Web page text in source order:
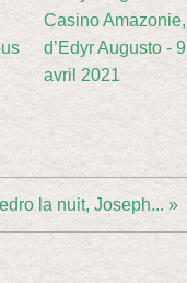
Casino Amazonie,
d’Edyr Augusto - 9
avril 2021
la nuit, Joseph... »